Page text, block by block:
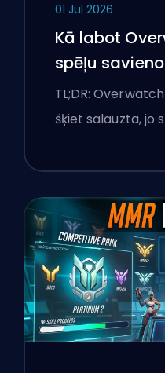
01 Jul 2026
Kā labot
spēļu
un pārlieku
TL;DR:
šķiet salauzta, jo